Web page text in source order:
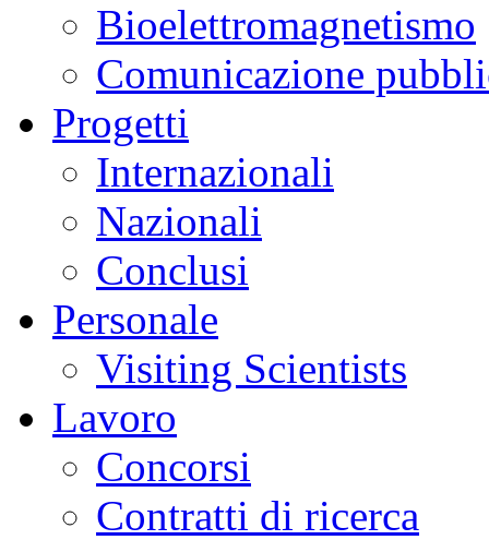
Bioelettromagnetismo
Comunicazione
Progetti
Internazionali
Nazionali
Conclusi
Personale
Visiting Scientists
Lavoro
Concorsi
Contratti di ricerca